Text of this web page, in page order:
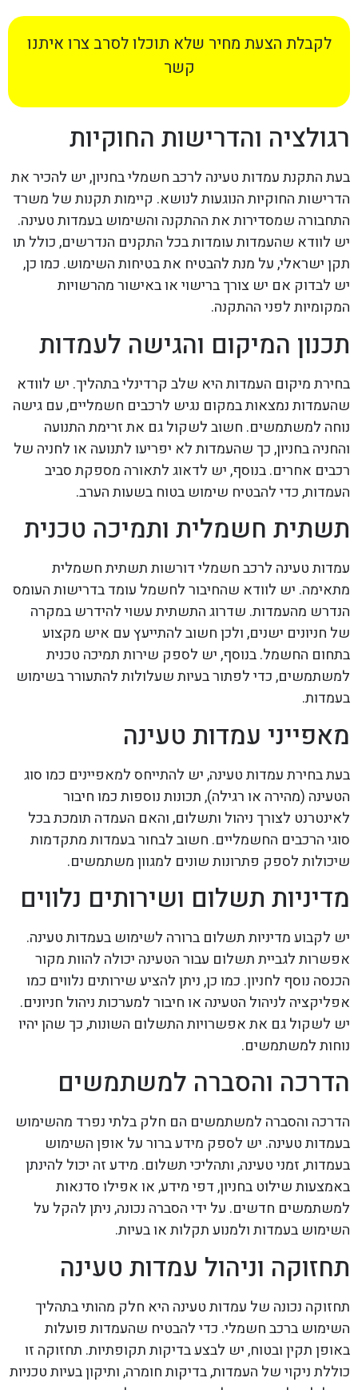
לקבלת הצעת מחיר שלא תוכלו לסרב צרו איתנו
קשר
רגולציה והדרישות החוקיות
בעת התקנת עמדות טעינה לרכב חשמלי בחניון, יש להכיר את
הדרישות החוקיות הנוגעות לנושא. קיימות תקנות של משרד
התחבורה שמסדירות את ההתקנה והשימוש בעמדות טעינה.
יש לוודא שהעמדות עומדות בכל התקנים הנדרשים, כולל תו
תקן ישראלי, על מנת להבטיח את בטיחות השימוש. כמו כן,
יש לבדוק אם יש צורך ברישוי או באישור מהרשויות
המקומיות לפני ההתקנה.
תכנון המיקום והגישה לעמדות
בחירת מיקום העמדות היא שלב קרדינלי בתהליך. יש לוודא
שהעמדות נמצאות במקום נגיש לרכבים חשמליים, עם גישה
נוחה למשתמשים. חשוב לשקול גם את זרימת התנועה
והחניה בחניון, כך שהעמדות לא יפריעו לתנועה או לחניה של
רכבים אחרים. בנוסף, יש לדאוג לתאורה מספקת סביב
העמדות, כדי להבטיח שימוש בטוח בשעות הערב.
תשתית חשמלית ותמיכה טכנית
עמדות טעינה לרכב חשמלי דורשות תשתית חשמלית
מתאימה. יש לוודא שהחיבור לחשמל עומד בדרישות העומס
הנדרש מהעמדות. שדרוג התשתית עשוי להידרש במקרה
של חניונים ישנים, ולכן חשוב להתייעץ עם איש מקצוע
בתחום החשמל. בנוסף, יש לספק שירות תמיכה טכנית
למשתמשים, כדי לפתור בעיות שעלולות להתעורר בשימוש
בעמדות.
מאפייני עמדות טעינה
בעת בחירת עמדות טעינה, יש להתייחס למאפיינים כמו סוג
הטעינה (מהירה או רגילה), תכונות נוספות כמו חיבור
לאינטרנט לצורך ניהול ותשלום, והאם העמדה תומכת בכל
סוגי הרכבים החשמליים. חשוב לבחור בעמדות מתקדמות
שיכולות לספק פתרונות שונים למגוון משתמשים.
מדיניות תשלום ושירותים נלווים
יש לקבוע מדיניות תשלום ברורה לשימוש בעמדות טעינה.
אפשרות לגביית תשלום עבור הטעינה יכולה להוות מקור
הכנסה נוסף לחניון. כמו כן, ניתן להציע שירותים נלווים כמו
אפליקציה לניהול הטעינה או חיבור למערכות ניהול חניונים.
יש לשקול גם את אפשרויות התשלום השונות, כך שהן יהיו
נוחות למשתמשים.
הדרכה והסברה למשתמשים
הדרכה והסברה למשתמשים הם חלק בלתי נפרד מהשימוש
בעמדות טעינה. יש לספק מידע ברור על אופן השימוש
בעמדות, זמני טעינה, ותהליכי תשלום. מידע זה יכול להינתן
באמצעות שילוט בחניון, דפי מידע, או אפילו סדנאות
למשתמשים חדשים. על ידי הסברה נכונה, ניתן להקל על
השימוש בעמדות ולמנוע תקלות או בעיות.
תחזוקה וניהול עמדות טעינה
תחזוקה נכונה של עמדות טעינה היא חלק מהותי בתהליך
השימוש ברכב חשמלי. כדי להבטיח שהעמדות פועלות
באופן תקין ובטוח, יש לבצע בדיקות תקופתיות. תחזוקה זו
כוללת ניקוי של העמדות, בדיקות חומרה, ותיקון בעיות טכניות